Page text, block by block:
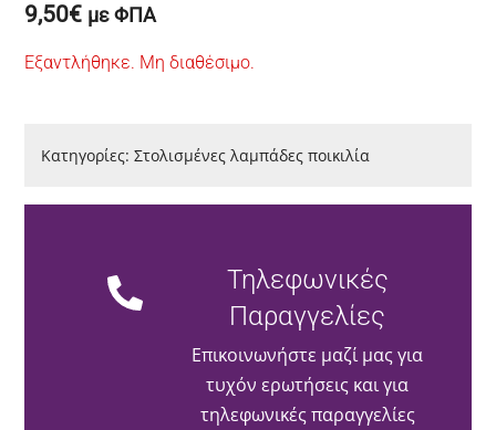
9,50€ με ΦΠΑ
Εξαντλήθηκε. Μη διαθέσιμο.
Κατηγορίες:Στολισμένες λαμπάδες ποικιλία
Τηλεφωνικές
Παραγγελίες
Επικοινωνήστε μαζί μας για
τυχόν ερωτήσεις και για
τηλεφωνικές παραγγελίες